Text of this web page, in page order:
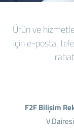
Ürün ve
için e-posta,
F2F Bilişim